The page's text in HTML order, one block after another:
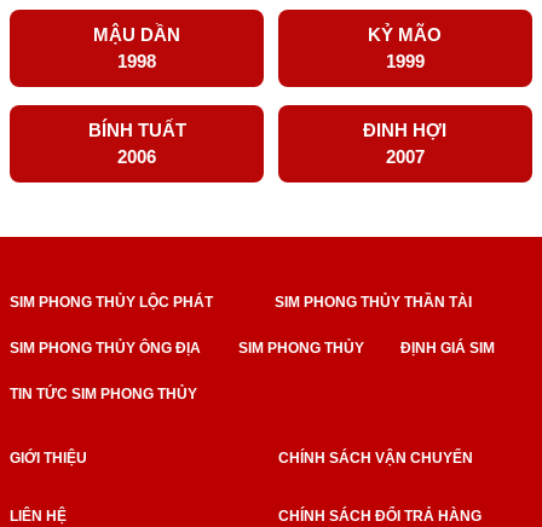
MẬU DẦN
1998
KỶ MÃO
1999
BÍNH TUẤT
2006
ĐINH HỢI
2007
SIM PHONG THỦY LỘC PHÁT SIM PHONG THỦY THẦN TÀI
SIM PHONG THỦY ÔNG ĐỊA SIM PHONG THỦY ĐỊNH GIÁ SIM
TIN TỨC SIM PHONG THỦY
GIỚI THIỆU
LIÊN HỆ
CHÍNH SÁCH VẬN CHUYỂN
CHÍNH SÁCH ĐỔI TRẢ HÀNG